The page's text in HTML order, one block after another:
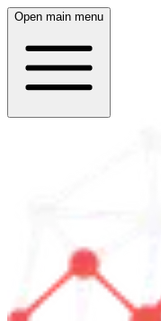
Open main menu